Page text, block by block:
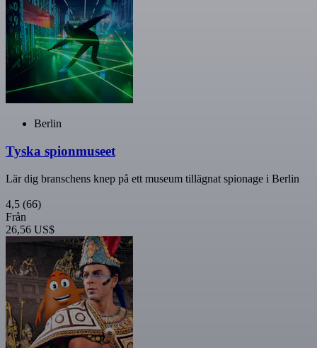
Berlin
Tyska spionmuseet
Lär dig branschens knep på ett museum tillägnat spionage i Berlin
4,5 (66)
Från
26,56 US$